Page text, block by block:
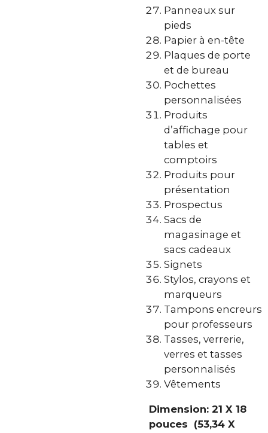
Panneaux sur
pieds
Papier à en-tête
Plaques de porte
et de bureau
Pochettes
personnalisées
Produits
d’affichage pour
tables et
comptoirs
Produits pour
présentation
Prospectus
Sacs de
magasinage et
sacs cadeaux
Signets
Stylos, crayons et
marqueurs
Tampons encreurs
pour professeurs
Tasses, verrerie,
verres et tasses
personnalisés
Vêtements
Dimension: 21 X 18
pouces (53,34 X